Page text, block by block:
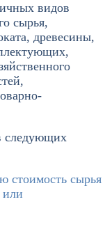
видов
сырья,
древесины,
следующих
стоимость сырья
или